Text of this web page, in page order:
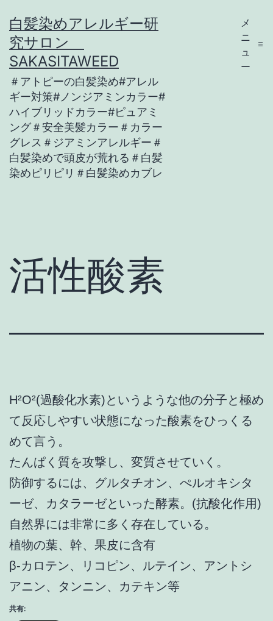
ン
テ
ン
ツ
へ
ス
キ
ッ
白髪染めアレルギー研
究サロン
SAKASITAWEED
＃アトピーの白髪染め#アレル
ギー対策#ノンジアミンカラー#
ハイブリッドカラー#ピュアミ
ング＃安全美髪カラー＃カラー
グレス＃ジアミンアレルギー＃
白髪染めで頭皮が荒れる＃白髪
染めピリピリ＃白髪染めカブレ
メ
ニ
ュ
ー
活性酸素
H²O²(過酸化水素)というような他の分子と極め
て反応しやすい状態になった酸素をひっくる
めて言う。
たんぱく質を攻撃し、変質させていく。
防御するには、グルタチオン、ぺルオキシタ
ーゼ、カタラーゼといった酵素。(抗酸化作用)
自然界には非常に多く存在している。
植物の葉、幹、果皮に含有
β‐カロテン、リコピン、ルテイン、アントシ
アニン、タンニン、カテキン等
共有: